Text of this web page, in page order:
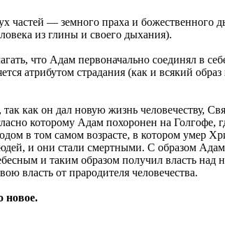
частей — земного праха и божественного
из глины и своего дыхания).
что Адам первоначально соединял в
атрибутом страдания (как и всякий
как он дал новую жизнь человечеству,
которому Адам похоронен на Голгофе,
в том самом возрасте, в котором умер
и они стали смертными. С образом
и таким образом получил власть над
власть от прародителя человечества.
новое.